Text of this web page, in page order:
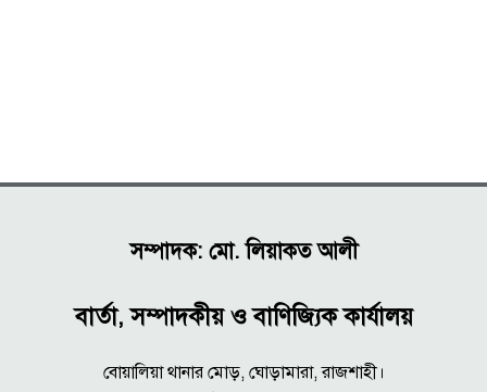
সম্পাদক: মো. লিয়াকত আলী
বার্তা, সম্পাদকীয় ও বাণিজ্যিক কার্যালয়
বোয়ালিয়া থানার মোড়, ঘোড়ামারা, রাজশাহী।